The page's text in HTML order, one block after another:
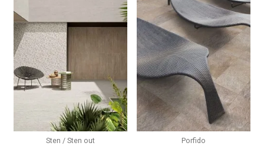
Sten / Sten out Porfido